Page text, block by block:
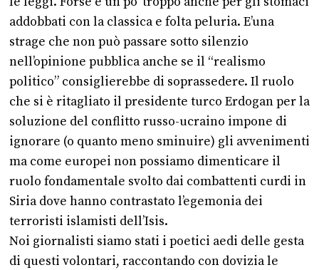
addobbati con la classica e folta peluria. E’una
strage che non può passare sotto silenzio
nell’opinione pubblica anche se il “realismo
politico” consiglierebbe di soprassedere. Il ruolo
che si è ritagliato il presidente turco Erdogan per la
soluzione del conflitto russo-ucraino impone di
ignorare (o quanto meno sminuire) gli avvenimenti
ma come europei non possiamo dimenticare il
ruolo fondamentale svolto dai combattenti curdi in
Siria dove hanno contrastato l’egemonia dei
terroristi islamisti dell’Isis.
Noi giornalisti siamo stati i poetici aedi delle gesta
di questi volontari, raccontando con dovizia le